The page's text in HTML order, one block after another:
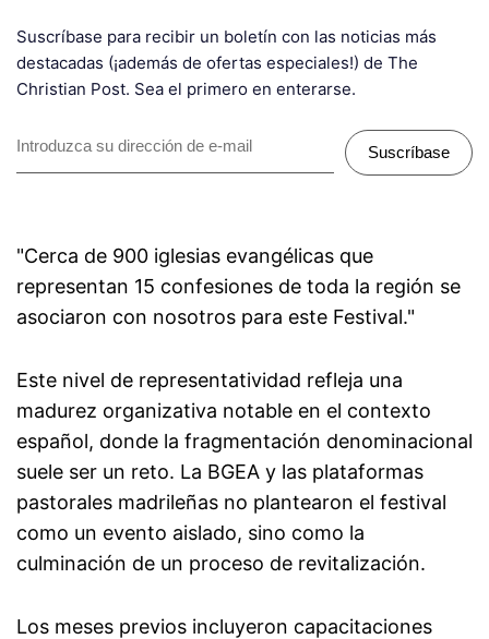
Suscríbase para recibir un boletín con las noticias más
destacadas (¡además de ofertas especiales!) de The
Christian Post. Sea el primero en enterarse.
Suscríbase
"Cerca de 900 iglesias evangélicas que
representan 15 confesiones de toda la región se
asociaron con nosotros para este Festival."
Este nivel de representatividad refleja una
madurez organizativa notable en el contexto
español, donde la fragmentación denominacional
suele ser un reto. La BGEA y las plataformas
pastorales madrileñas no plantearon el festival
como un evento aislado, sino como la
culminación de un proceso de revitalización.
Los meses previos incluyeron capacitaciones